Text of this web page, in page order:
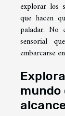
explorar los
que hacen
paladar. No
sensorial
embarcarse
mundo